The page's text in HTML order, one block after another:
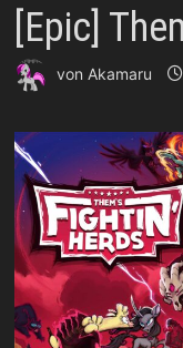
[Epic]
von Akamaru